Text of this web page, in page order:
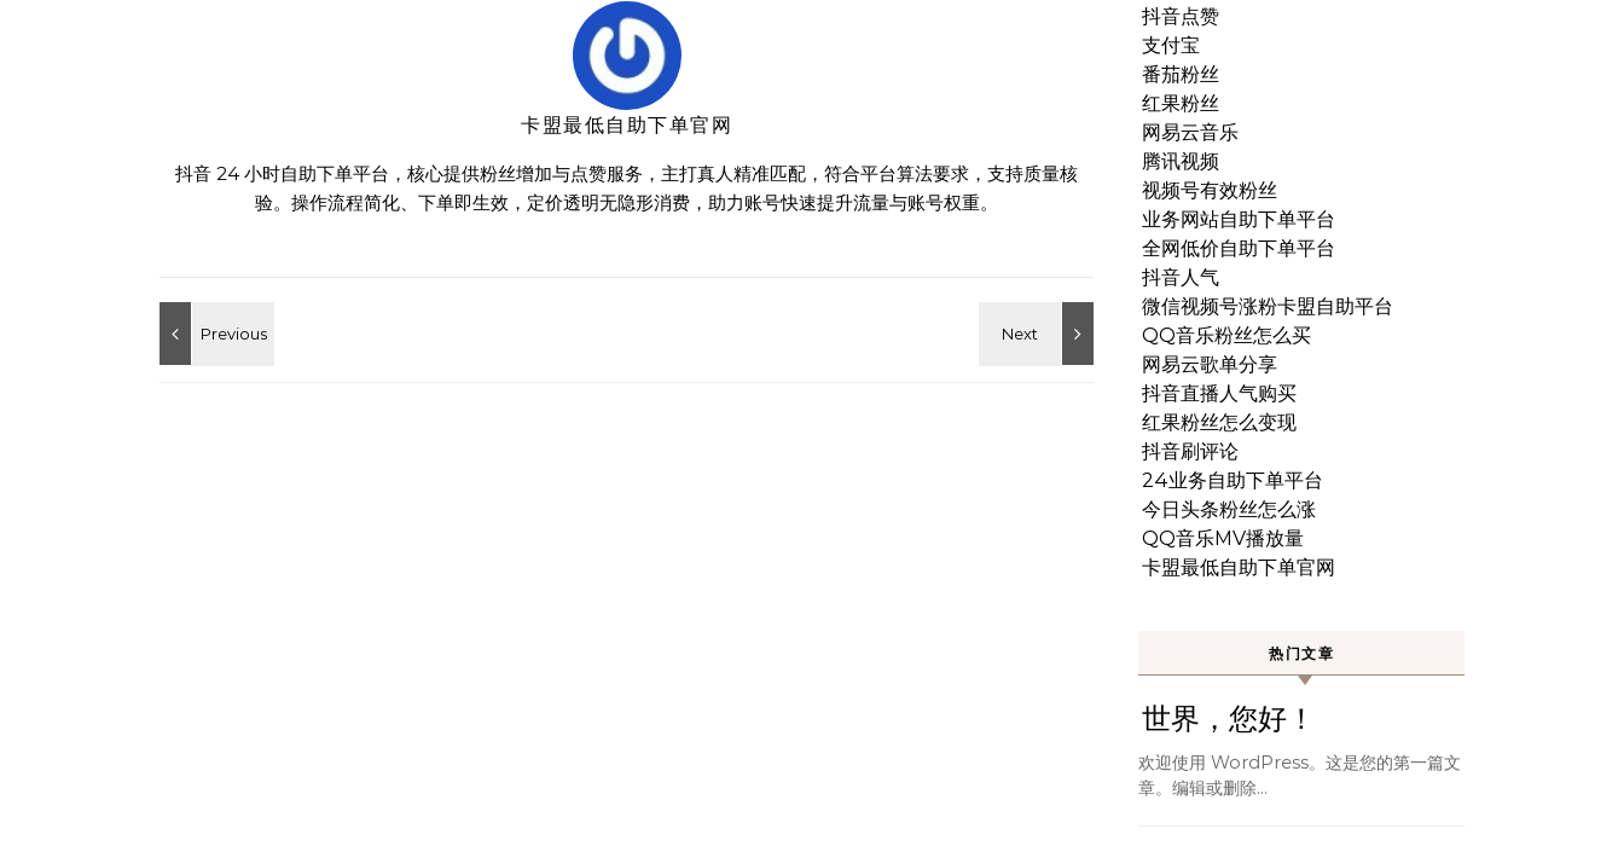
卡盟最低自助下单官网
抖音 24 小时自助下单平台，核心提供粉丝增加与点赞服务，主打真人精准匹配，符合平台算法要求，支持质量核
验。操作流程简化、下单即生效，定价透明无隐形消费，助力账号快速提升流量与账号权重。
抖音点赞
支付宝
番茄粉丝
红果粉丝
网易云音乐
腾讯视频
视频号有效粉丝
业务网站自助下单平台
全网低价自助下单平台
抖音人气
微信视频号涨粉卡盟自助平台
QQ音乐粉丝怎么买
网易云歌单分享
抖音直播人气购买
红果粉丝怎么变现
抖音刷评论
24业务自助下单平台
今日头条粉丝怎么涨
QQ音乐MV播放量
卡盟最低自助下单官网
热门文章
世界，您好！
欢迎使用 WordPress。这是您的第一篇文
章。编辑或删除…